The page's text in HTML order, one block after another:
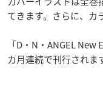
てきます。さらに、カ
「D・N・ANGEL
カ月連続で刊行されま